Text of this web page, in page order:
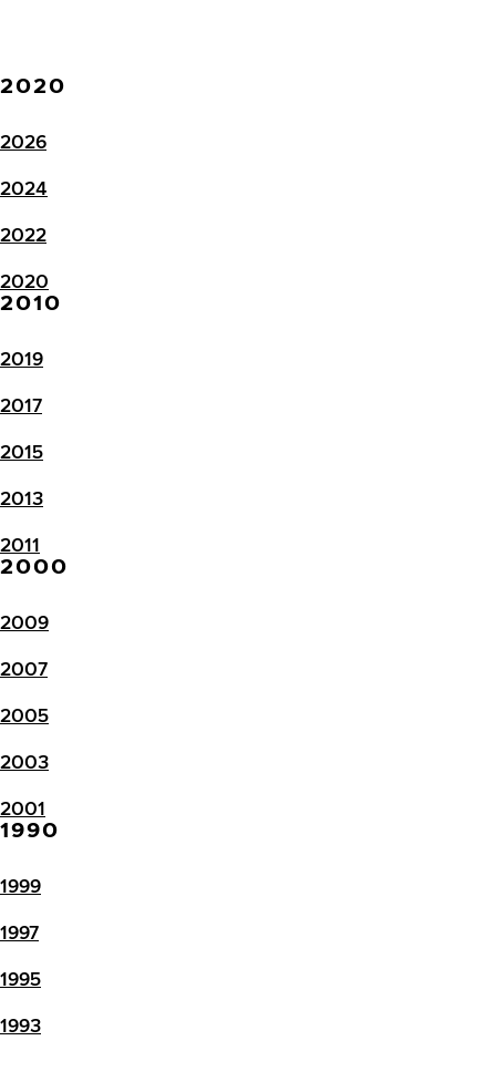
2020
2026
2024
2022
2020
2010
2019
2017
2015
2013
2011
2000
2009
2007
2005
2003
2001
1990
1999
1997
1995
1993